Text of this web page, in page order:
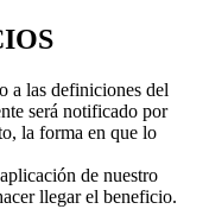
a las definiciones del
será notificado por
la forma en que lo
de nuestro
llegar el beneficio.